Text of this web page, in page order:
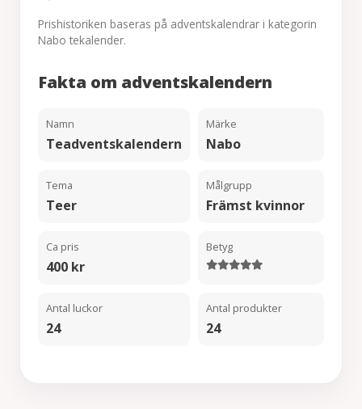
Prishistoriken baseras på adventskalendrar i kategorin
Nabo tekalender.
Fakta om adventskalendern
Namn
Teadventskalendern
Märke
Nabo
Tema
Teer
Målgrupp
Främst kvinnor
Ca pris
400 kr
Betyg
Antal luckor
24
Antal produkter
24